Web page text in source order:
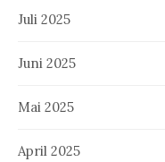
Juli 2025
Juni 2025
Mai 2025
April 2025